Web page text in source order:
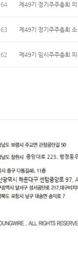
64 제49기 정기주주총회
63 제49기 정기주주총회
62 제49기 임시주주총회